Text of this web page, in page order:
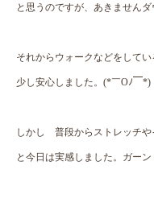
と思うのですが、あきませ
それからウォークなどをして
少し安心しました。(*￣Oﾉ￣*)
しかし 普段からストレッチ
と今日は実感しました。ガーン